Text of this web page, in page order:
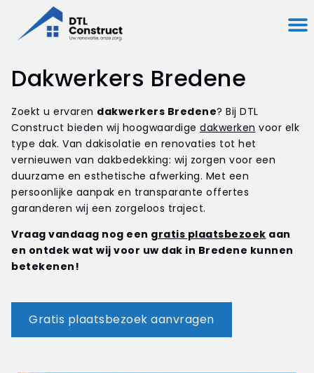
Dakwerkers Bredene
Zoekt u ervaren dakwerkers Bredene? Bij DTL
Construct bieden wij hoogwaardige dakwerken voor elk
type dak. Van dakisolatie en renovaties tot het
vernieuwen van dakbedekking: wij zorgen voor een
duurzame en esthetische afwerking. Met een
persoonlijke aanpak en transparante offertes
garanderen wij een zorgeloos traject.
Vraag vandaag nog een gratis plaatsbezoek aan
en ontdek wat wij voor uw dak in Bredene kunnen
betekenen!
Gratis plaatsbezoek aanvragen